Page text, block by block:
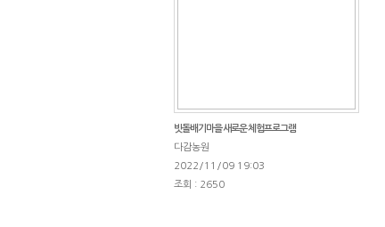
빗돌배기마을 새로운 체험프로그램
다감농원
2022/11/09 19:03
조회 : 2650